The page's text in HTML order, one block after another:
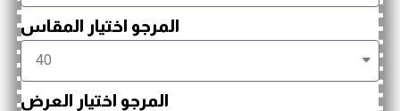
المرجو اختيار المقاس
المرجو اختيار العرض